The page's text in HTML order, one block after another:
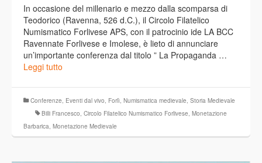
In occasione del millenario e mezzo dalla scomparsa di
Teodorico (Ravenna, 526 d.C.), il Circolo Filatelico
Numismatico Forlivese APS, con il patrocinio ide LA BCC
Ravennate Forlivese e Imolese, è lieto di annunciare
un’importante conferenza dal titolo ” La Propaganda …
Leggi tutto
Conferenze, Eventi dal vivo, Forlì, Numismatica medievale, Storia Medievale
Billi Francesco, Circolo Filatelico Numismatico Forlivese, Monetazione
Barbarica, Monetazione Medievale